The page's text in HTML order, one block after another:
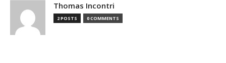
Thomas Incontri
2 POSTS 0 COMMENTS